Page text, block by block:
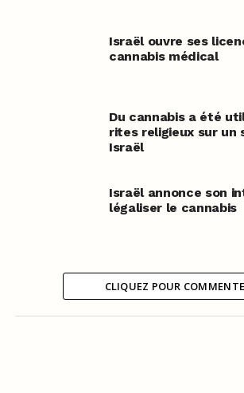
Israël ouvre ses
cannabis médical
Du cannabis a été
rites religieux sur un
Israël
Israël annonce son
légaliser le cannabis
CLIQUEZ POUR